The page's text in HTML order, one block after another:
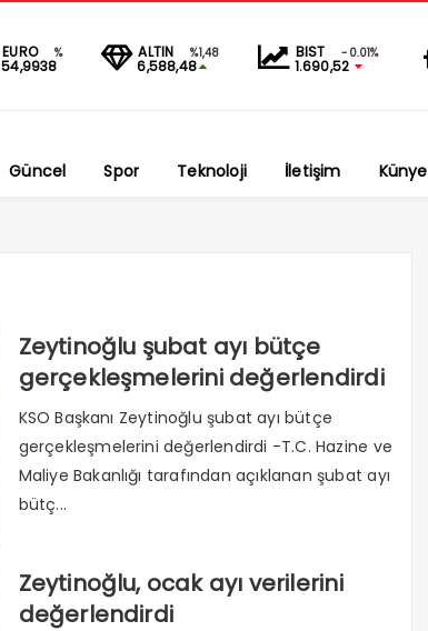
EURO %
54,9938
ALTIN %1,48
6,588,48
BIST -0.01%
1.690,52
Güncel Spor Teknoloji İletişim Künye
Zeytinoğlu şubat ayı bütçe
gerçekleşmelerini değerlendirdi
KSO Başkanı Zeytinoğlu şubat ayı bütçe
gerçekleşmelerini değerlendirdi -T.C. Hazine ve
Maliye Bakanlığı tarafından açıklanan şubat ayı
bütç...
Zeytinoğlu, ocak ayı verilerini
değerlendirdi